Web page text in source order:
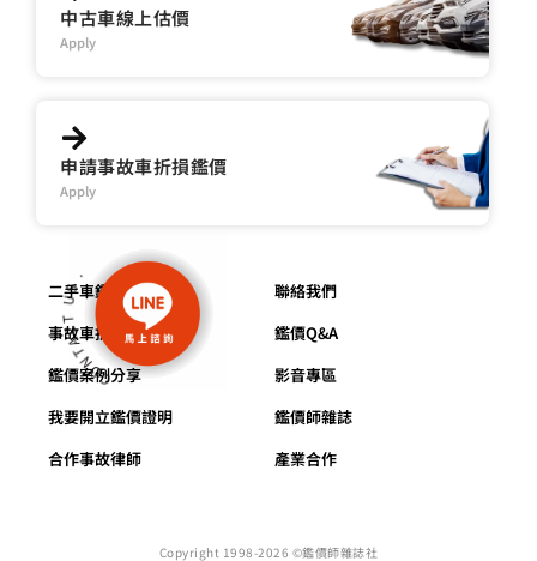
中古車線上估價
Apply
申請事故車折損鑑價
Apply
二手車鑑價
事故車折損鑑價
鑑價案例分享
我要開立鑑價證明
合作事故律師
聯絡我們
鑑價Q&A
影音專區
鑑價師雜誌
產業合作
Copyright 1998-2026 ©鑑價師雜誌社